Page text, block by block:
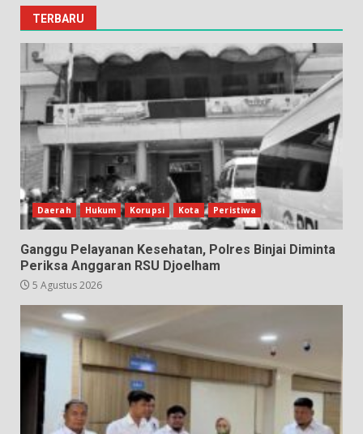
TERBARU
Daerah Hukum Korupsi Kota Peristiwa
Ganggu Pelayanan Kesehatan, Polres Binjai Diminta
Periksa Anggaran RSU Djoelham
5 Agustus 2026